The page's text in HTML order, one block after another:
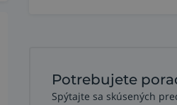
Potrebujete
Spýtajte sa skúsených